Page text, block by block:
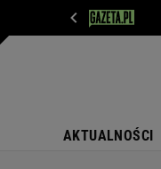
AKTUALNOŚCI